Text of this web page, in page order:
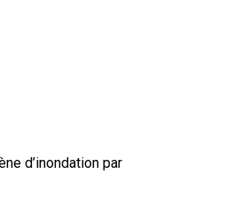
d’inondation par